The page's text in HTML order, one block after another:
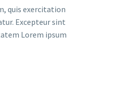
quis exercitation
Excepteur sint
Lorem ipsum